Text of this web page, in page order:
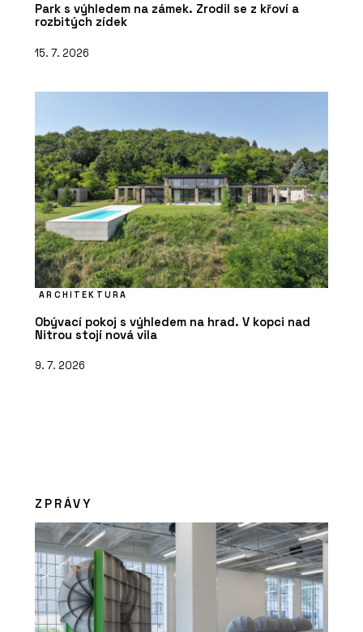
Park s výhledem na zámek. Zrodil se z křoví a
rozbitých zídek
15. 7. 2026
ARCHITEKTURA
Obývací pokoj s výhledem na hrad. V kopci nad
Nitrou stojí nová vila
9. 7. 2026
ZPRÁVY